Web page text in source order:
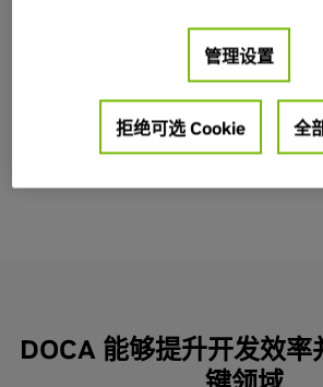
诚邀您参加，且无需任何费用。我们将一
我们将为您提供所需的支持和工具，帮助
架的基础知识，以及如何使用 DOCA SDK
DOCA 能够提升开发效率
管理设置
拒绝可选 Cookie 全